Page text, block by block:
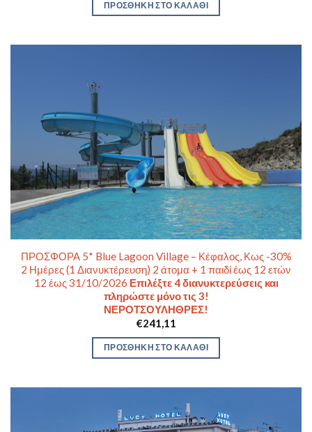
ΠΡΟΣΘΉΚΗ ΣΤΟ ΚΑΛΆΘΙ
ΠΡΟΣΦΟΡΑ 5* Blue Lagoon Village – Κέφαλος, Κως -30%
2 Ημέρες (1 Διανυκτέρευση) 2 άτομα + 1 παιδί έως 12 ετών
12 έως 31/10/2026 Επιλέξτε 4 διανυκτερεύσεις και
πληρώστε μόνο τις 3!
ΝΕΡΟΤΣΟΥΛΗΘΡΕΣ!
€241,11
ΠΡΟΣΘΉΚΗ ΣΤΟ ΚΑΛΆΘΙ